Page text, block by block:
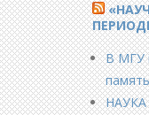
В МГУ
НАУКА